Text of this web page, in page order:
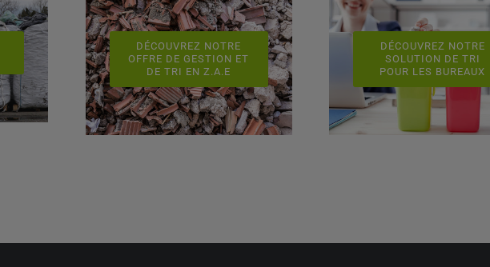
DÉCOUVREZ NOTRE
OFFRE DE GESTION ET
DE TRI EN Z.A.E
DÉCOUVREZ NOTRE
SOLUTION DE TRI
POUR LES BUREAUX